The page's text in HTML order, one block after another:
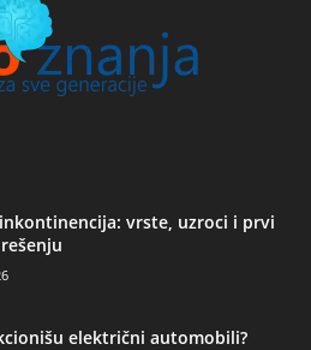
vrste, uzroci i prvi
električni automobili?